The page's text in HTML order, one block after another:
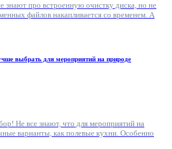
знают про встроенную очистку диска, но не
файлов накапливается со временем. А
выбрать для мероприятий на природе
Не все знают, что для мероприятий на
варианты, как полевые кухни. Особенно